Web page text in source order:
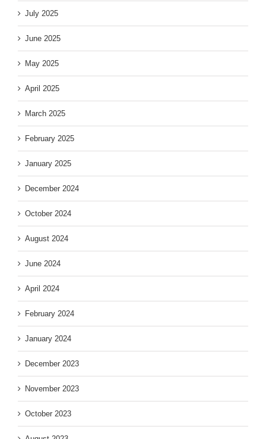
July 2025
June 2025
May 2025
April 2025
March 2025
February 2025
January 2025
December 2024
October 2024
August 2024
June 2024
April 2024
February 2024
January 2024
December 2023
November 2023
October 2023